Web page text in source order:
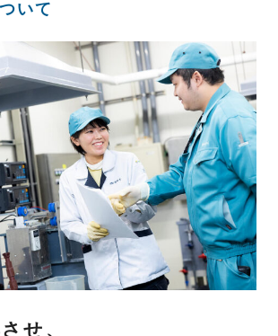
いて
せ、